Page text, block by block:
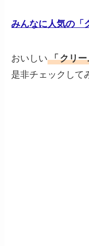
みんなに人気の「
おいしい 「クリ
是非チェックして